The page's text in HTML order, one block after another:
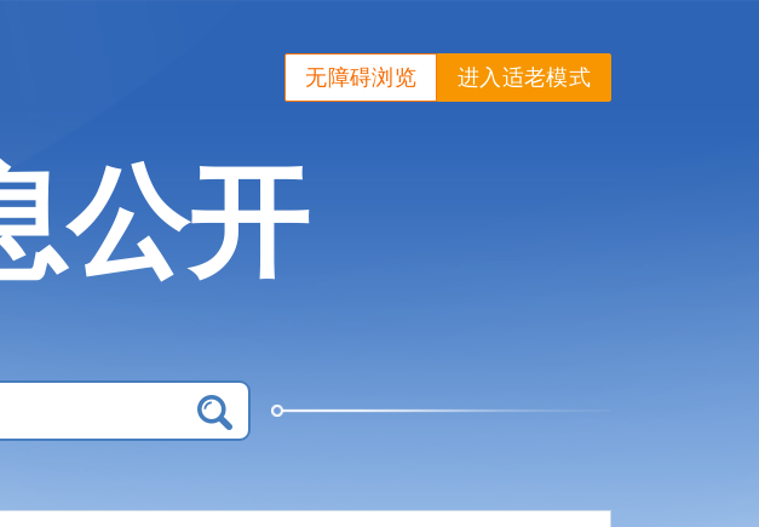
无障碍浏览 进入适老模式
公开